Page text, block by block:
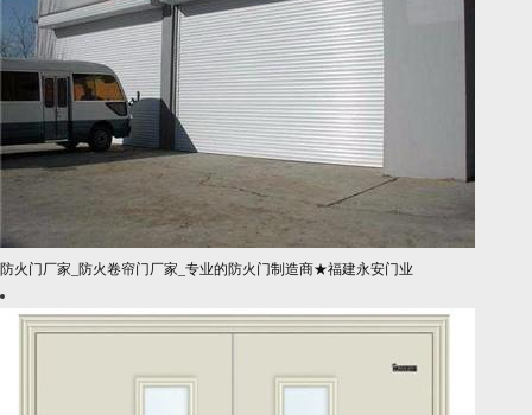
防火门厂家_防火卷帘门厂家_专业的防火门制造商★福建永安门业